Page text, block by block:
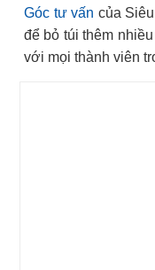
Góc tư vấn của
để bỏ túi thêm
với mọi thành viên